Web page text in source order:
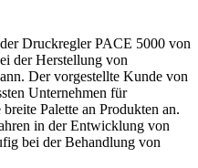
Druckregler PACE 5000 von
der Herstellung von
Der vorgestellte Kunde von
Unternehmen für
Palette an Produkten an.
in der Entwicklung von
bei der Behandlung von